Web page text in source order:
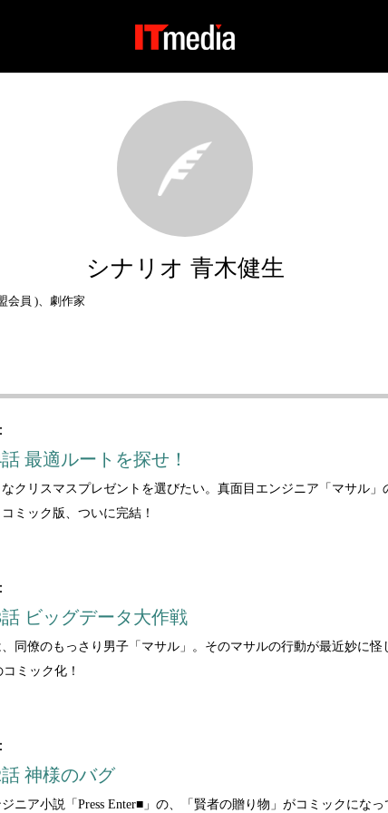
シナリオ 青木健生
会員 )、劇作家
最適ルートを探せ！
クリスマスプレゼントを選びたい。真面目エンジニア「マサ
ミック版、ついに完結！
ビッグデータ大作戦
同僚のもっさり男子「マサル」。そのマサルの行動が最近妙
ミック化！
神様のバグ
ニア小説「Press Enter■」の、「賢者の贈り物」がコミックにな